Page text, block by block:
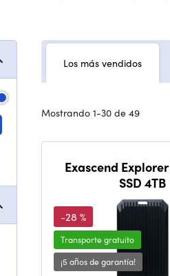
Los más vendidos
Mostrando 1-30 de 49
Exascend
SSD 4TB
-28 %
Transporte gratuito
¡5 años de garantía!